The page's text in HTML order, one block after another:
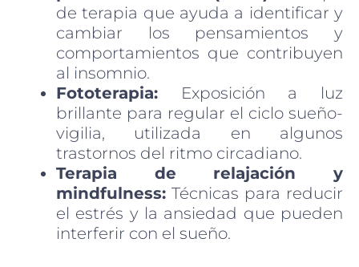
de terapia que ayuda a identificar y
cambiar los pensamientos y
comportamientos que contribuyen
al insomnio.
Fototerapia: Exposición a luz
brillante para regular el ciclo sueño-
vigilia, utilizada en algunos
trastornos del ritmo circadiano.
Terapia de relajación y
mindfulness: Técnicas para reducir
el estrés y la ansiedad que pueden
interferir con el sueño.